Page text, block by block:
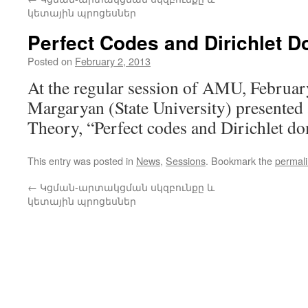
կետային պրոցեսներ
Perfect Codes and Dirichlet
Posted on February 2, 2013
At the regular session of AMU,
Margaryan (State University)
Theory, “Perfect codes and Dirichlet
This entry was posted in News, Sessions. Bookmark the
← Կցման-արտակցման սկզբունքը և
կետային պրոցեսներ